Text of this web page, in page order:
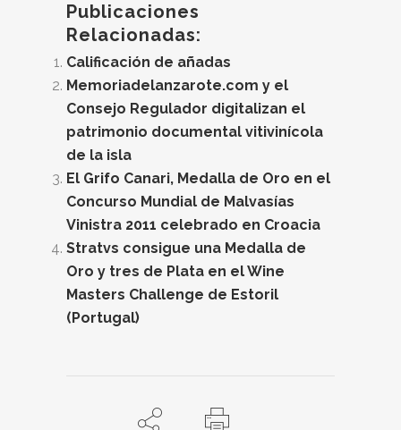
Publicaciones
Relacionadas:
Calificación de añadas
Memoriadelanzarote.com y el
Consejo Regulador digitalizan el
patrimonio documental vitivinícola
de la isla
El Grifo Canari, Medalla de Oro en el
Concurso Mundial de Malvasías
Vinistra 2011 celebrado en Croacia
Stratvs consigue una Medalla de
Oro y tres de Plata en el Wine
Masters Challenge de Estoril
(Portugal)